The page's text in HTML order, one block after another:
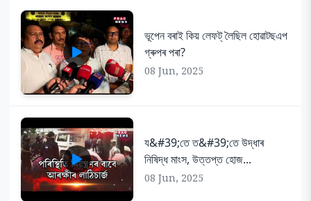
ভূপেন বৰাই কিয় লেফট্ লৈছিল হোৱাটছএপ
গ্ৰুপৰ পৰা?
08 Jun, 2025
য&#39;তে ত&#39;তে উদ্ধাৰ
নিষিদ্ধ মাংস, উত্তপ্ত হোজ...
08 Jun, 2025